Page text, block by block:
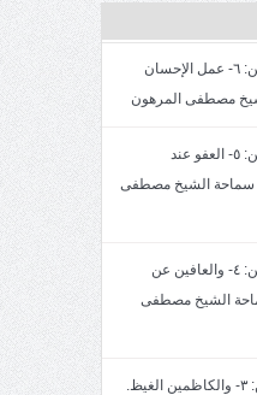
خطبة الجمعة: سمات المتقين: ٦- عمل الإحسان
خطبة الجمعة: سمات المتقين: ٥- العفو عند
بتاريخ 27 2/1447. سماحة الشيخ مصطفى
خطبة الجمعة: سمات المتقين: ٤- والعافين عن
2/1447,سماحة الشيخ مصطفى
خطبة الجمعةسمات المتقين: ٣- والكاظمين الغيظ.